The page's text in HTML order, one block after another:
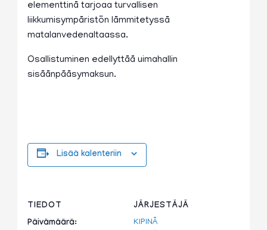
elementtinä tarjoaa turvallisen
liikkumisympäristön lämmitetyssä
matalanvedenaltaassa.
Osallistuminen edellyttää uimahallin
sisäänpääsymaksun.
Lisää kalenteriin
TIEDOT
Päivämäärä:
JÄRJESTÄJÄ
KIPINÄ